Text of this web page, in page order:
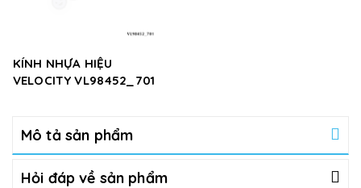
KÍNH NHỰA HIỆU
VELOCITY VL98452_701
Mô tả sản phẩm
Hỏi đáp về sản phẩm